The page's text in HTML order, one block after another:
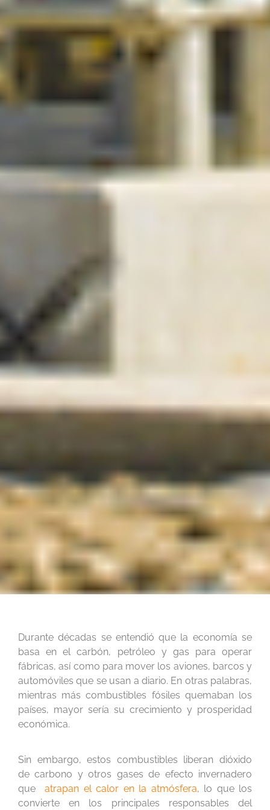
Durante décadas se entendió que la economía se
basa en el carbón, petróleo y gas para operar
fábricas, así como para mover los aviones, barcos y
automóviles que se usan a diario. En otras palabras,
mientras más combustibles fósiles quemaban los
países, mayor sería su crecimiento y prosperidad
económica.
Sin embargo, estos combustibles liberan dióxido
de carbono y otros gases de efecto invernadero
que atrapan el calor en la atmósfera, lo que los
convierte en los principales responsables del